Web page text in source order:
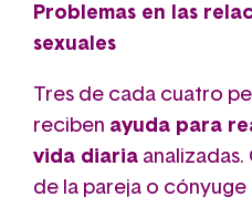
Problemas en las
sexuales
Tres de cada cuatro
reciben ayuda para
vida diaria
de la pareja o cónyuge